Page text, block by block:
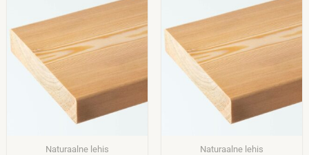
Naturaalne lehis Naturaalne lehis